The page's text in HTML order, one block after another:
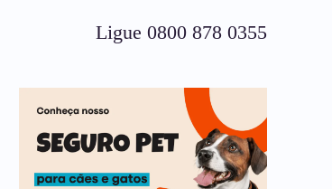
Ligue 0800 878 0355